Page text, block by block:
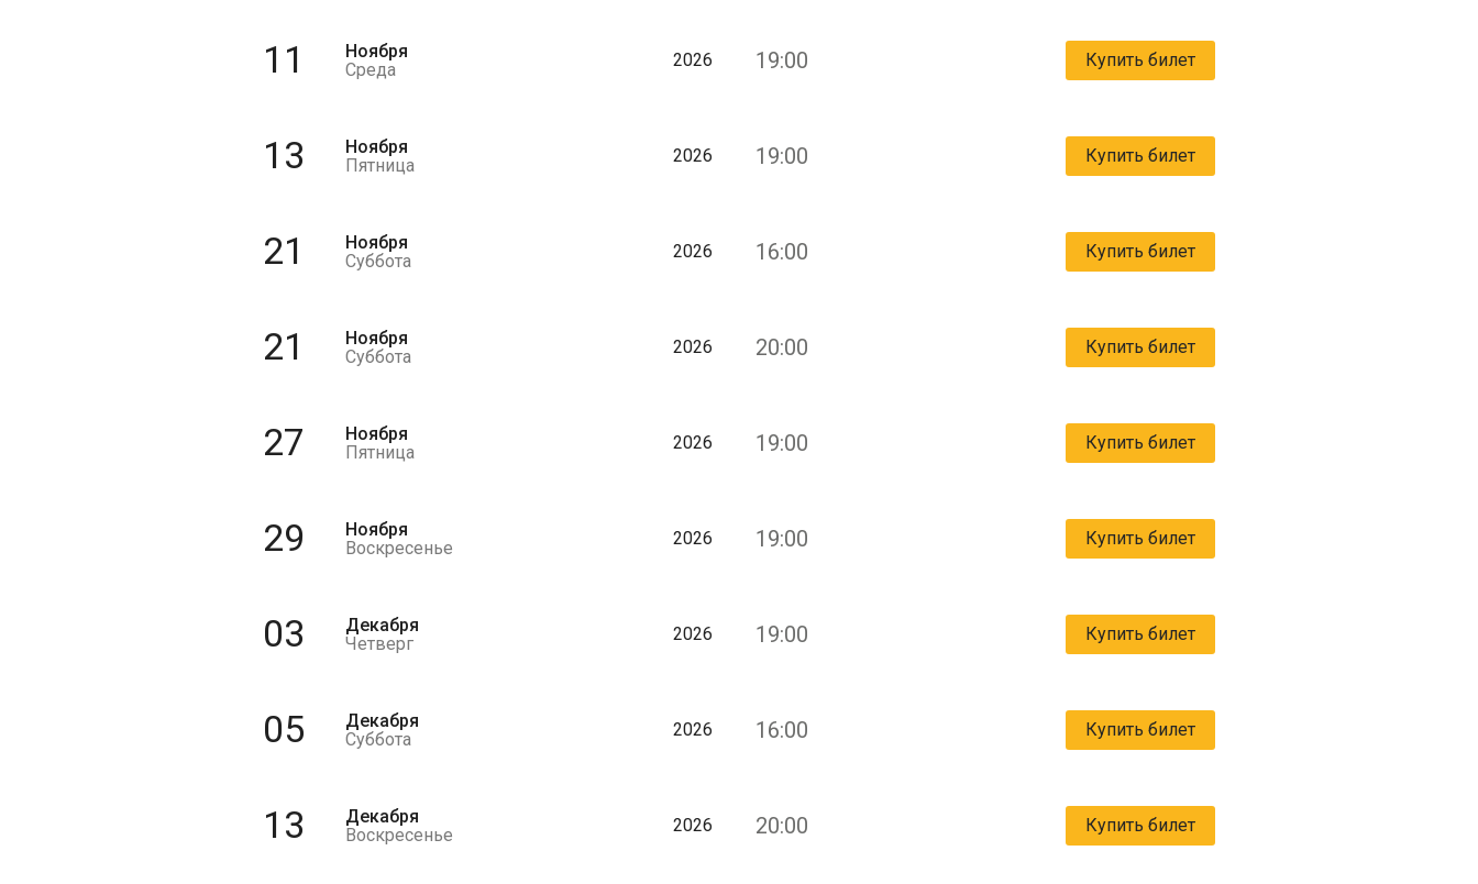
11
Ноября
Среда
2026 19:00 Купить билет
13
Ноября
Пятница
2026 19:00 Купить билет
21
Ноября
Суббота
2026 16:00 Купить билет
21
Ноября
Суббота
2026 20:00 Купить билет
27
Ноября
Пятница
2026 19:00 Купить билет
29
Ноября
Воскресенье
2026 19:00 Купить билет
03
Декабря
Четверг
2026 19:00 Купить билет
05
Декабря
Суббота
2026 16:00 Купить билет
13
Декабря
Воскресенье
2026 20:00 Купить билет